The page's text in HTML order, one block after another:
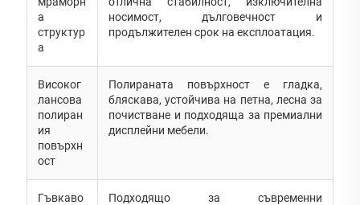
а
структур
а
носимост, дълговечност и
продължителен срок на експлоатация.
Високог
лансова
полиран
ия
повърхн
ост
Полираната повърхност е гладка,
бляскава, устойчива на петна, лесна за
почистване и подходяща за премиални
дисплейни мебели.
Гъвкаво
Подходящо за съвременни